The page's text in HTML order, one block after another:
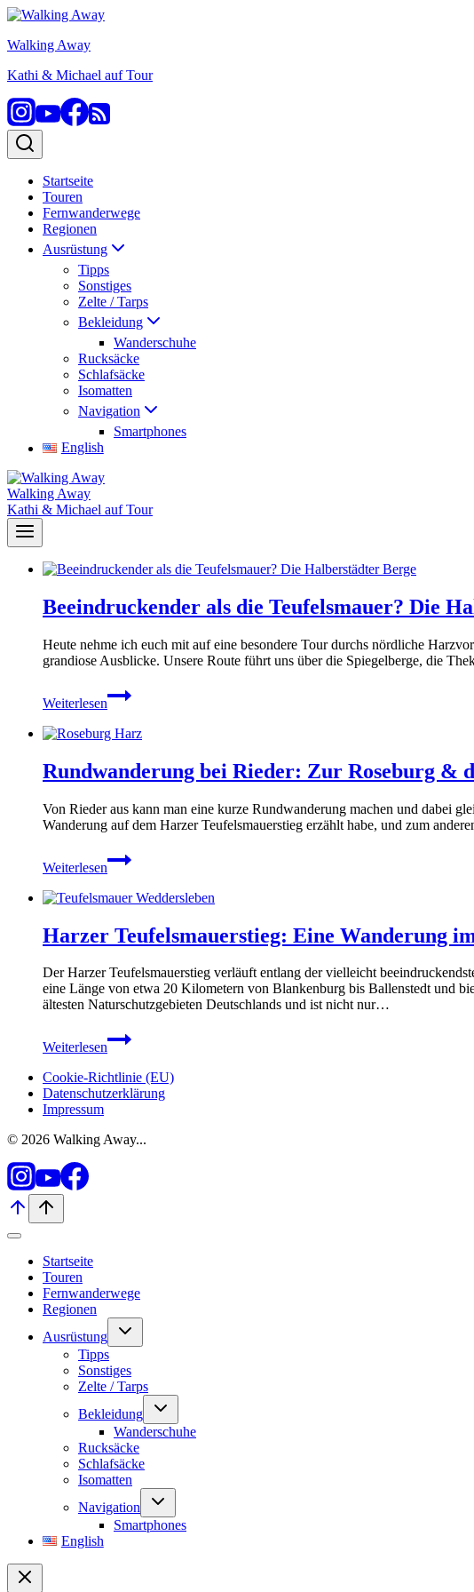
Zum
springen
Walking Away
Kathi & Michael auf Tour
Startseite
Touren
Fernwanderwege
Regionen
Ausrüstung
Tipps
Sonstiges
Zelte / Tarps
Bekleidung
Wanderschuhe
Rucksäcke
Schlafsäcke
Isomatten
Navigation
Smartphones
English
Walking Away
Kathi & Michael auf Tour
Beeindruckender als die Teufelsmauer? Die
Heute nehme ich euch mit auf eine besondere Tour durchs nördliche
grandiose Ausblicke. Unsere Route führt uns über die Spiegelberge, die
Weiterlesen
Beeindruckender
als
Teufelsmauer?
Halberstädter
Berge
Rundwanderung bei Rieder: Zur Roseburg &
Von Rieder aus kann man eine kurze Rundwanderung machen und dabei
Wanderung auf dem Harzer Teufelsmauerstieg erzählt habe, und zum
Weiterlesen
Rundwanderung
bei
Zur
&
die
Gegensteine
Harzer Teufelsmauerstieg: Eine Wanderung
Der Harzer Teufelsmauerstieg verläuft entlang der vielleicht
eine Länge von etwa 20 Kilometern von Blankenburg bis Ballenstedt und
ältesten Naturschutzgebieten Deutschlands und ist nicht nur…
Weiterlesen
Harzer
Teufelsmauerstieg:
Wanderung
im
Cookie-Richtlinie (EU)
Datenschutzerklärung
Impressum
© 2026 Walking Away...
Startseite
Touren
Fernwanderwege
Regionen
Ausrüstung
Untermenü
Tipps
Sonstiges
Zelte / Tarps
Bekleidung
Untermenü
Wanderschuhe
Rucksäcke
Schlafsäcke
Isomatten
Navigation
Untermenü
Smartphones
English